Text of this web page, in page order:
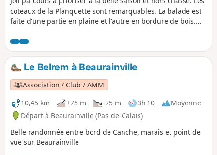
coteaux de la Planquette sont remarquables. La balade est
faite d'une partie en plaine et l'autre en bordure de bois.
intéressant.
Le Belrem à Beaurainville
Association / Club / AMM
10,45 km
+75 m -75 m 3h 10
Moyenne
Départ à Beaurainville (Pas-de-Calais)
Belle randonnée entre bord de Canche, marais et point de
vue sur Beaurainville